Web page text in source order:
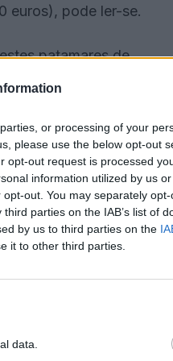
or processing of your
please use the below opt-out
opt-out request is processed
information utilized by us
out. You may separately
parties on the IAB’s list of
by us to third parties on the
it to other third parties.
data.
euros), pode ler-se.
patamares de
programador
do júri.
Centro de Arte
das Artes da
com uma dotação
euros, que permitiu